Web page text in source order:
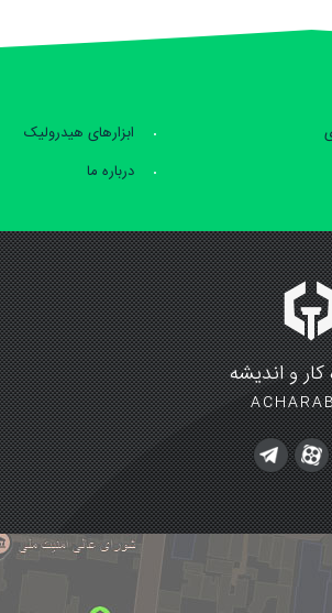
ابزارهای هیدرولیک
درباره ما
و اندیشه